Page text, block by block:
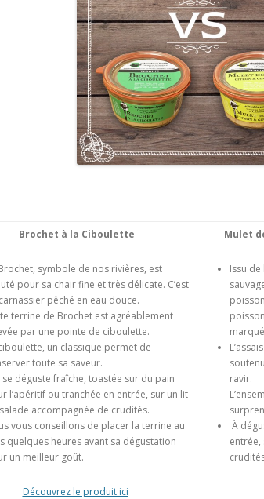
Brochet à la Ciboulette
symbole de nos rivières, est
pour sa chair fine et très délicate. C’est
pêché en eau douce.
terrine de Brochet est agréablement
par une pointe de ciboulette.
un classique permet de
toute sa saveur.
se déguste fraîche, toastée sur du pain
l’apéritif ou tranchée en entrée, sur un lit
accompagnée de crudités.
vous conseillons de placer la terrine au
quelques heures avant sa dégustation
un meilleur goût.
Découvrez le produit ici
Mulet
Issu
ravir.
À
entrée,